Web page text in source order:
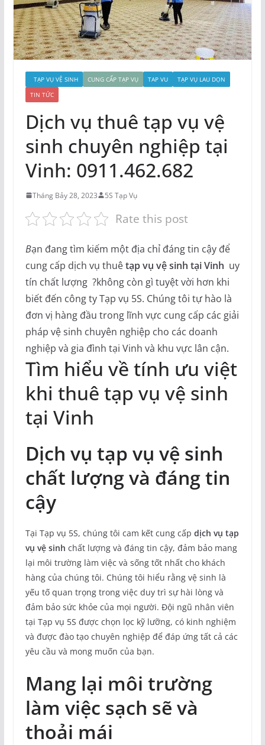
TẠP VỤ VỆ SINH CUNG CẤP TẠP VỤ TAP VU
TẠP VỤ LAU DỌN
TIN TỨC
Dịch vụ thuê tạp vụ vệ
sinh chuyên nghiệp tại
Vinh: 0911.462.682
Tháng Bảy 28, 2023 5S Tạp Vụ
Rate this post
Bạn đang tìm kiếm một địa chỉ đáng tin cậy để
cung cấp dịch vụ thuêtạp vụ vệ sinh tại Vinh uy
tín chất lượng ?không còn gì tuyệt vời hơn khi
biết đến công ty Tạp vụ 5S. Chúng tôi tự hào là
đơn vị hàng đầu trong lĩnh vực cung cấp các giải
pháp vệ sinh chuyên nghiệp cho các doanh
nghiệp và gia đình tại Vinh và khu vực lân cận.
Tìm hiểu về tính ưu việt
khi thuê tạp vụ vệ sinh
tại Vinh
Dịch vụ tạp vụ vệ sinh
chất lượng và đáng tin
cậy
Tại Tạp vụ 5S, chúng tôi cam kết cung cấp dịch vụ tạp
vụ vệ sinh chất lượng và đáng tin cậy, đảm bảo mang
lại môi trường làm việc và sống tốt nhất cho khách
hàng của chúng tôi. Chúng tôi hiểu rằng vệ sinh là
yếu tố quan trọng trong việc duy trì sự hài lòng và
đảm bảo sức khỏe của mọi người. Đội ngũ nhân viên
tại Tạp vụ 5S được chọn lọc kỹ lưỡng, có kinh nghiệm
và được đào tạo chuyên nghiệp để đáp ứng tất cả các
yêu cầu và mong muốn của bạn.
Mang lại môi trường
làm việc sạch sẽ và
thoải mái